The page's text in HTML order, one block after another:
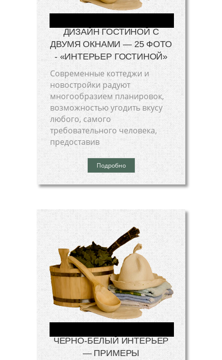
ДИЗАЙН ГОСТИНОЙ С
ДВУМЯ ОКНАМИ — 25 ФОТО
- «ИНТЕРЬЕР ГОСТИНОЙ»
Современные коттеджи и
новостройки радуют
многообразием планировок,
возможностью угодить вкусу
любого, самого
требовательного человека,
предоставив
Подробно
ЧЕРНО-БЕЛЫЙ ИНТЕРЬЕР
— ПРИМЕРЫ